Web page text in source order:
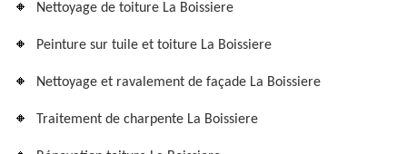
Nettoyage de toiture La Boissiere
Peinture sur tuile et toiture La Boissiere
Nettoyage et ravalement de façade La Boissiere
Traitement de charpente La Boissiere